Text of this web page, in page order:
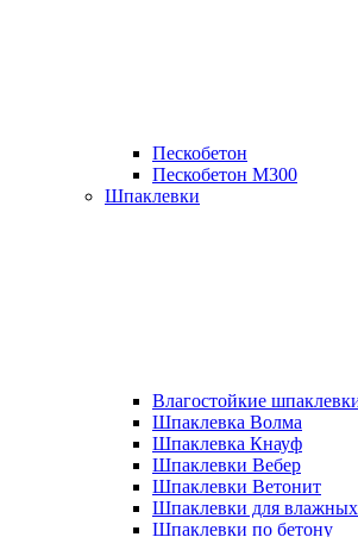
Пескобетон
Пескобетон М300
Шпаклевки
Влагостойкие
Шпаклевка Волма
Шпаклевка Кнауф
Шпаклевки Вебер
Шпаклевки Ветонит
Шпаклевки для
Шпаклевки по бетону